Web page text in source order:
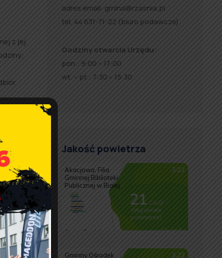
z jej
się pod
Główny
adres email: gmina@rzasnia.pl
tel. 44 631-71-22 (biuro podawcze)
Godziny otwarcia Urzędu:
pon.: 9:00 – 17:00
wt. – pt.: 7:30 – 15:30
Jakość powietrza